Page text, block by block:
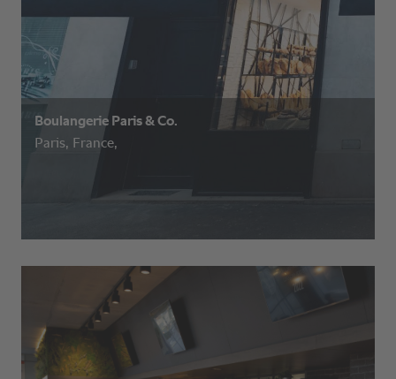
Boulangerie Paris & Co.
Paris, France,